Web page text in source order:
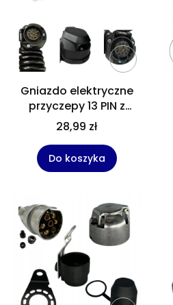
Gniazdo elektryczne
przyczepy 13 PIN z
podstawką i uchwytem
– gniazdo haka
holowniczego 12V do
przyczepki
28,99 zł
Do koszyka